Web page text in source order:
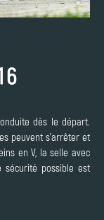
dès le départ.
peuvent s'arrêter et
en V, la selle avec
possible est